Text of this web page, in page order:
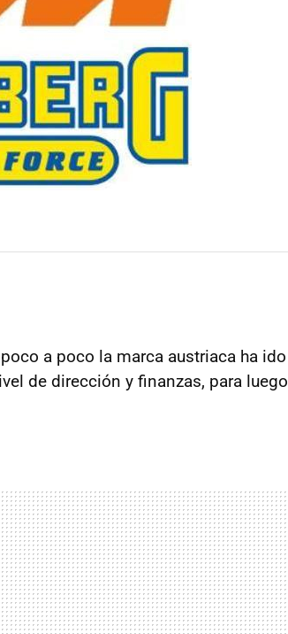
a poco la marca austriaca ha ido
de dirección y finanzas, para luego